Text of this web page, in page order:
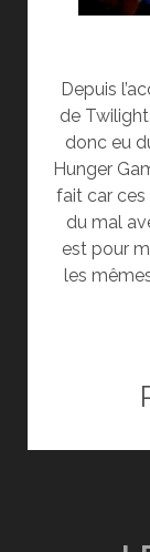
Depuis
de
donc eu
Hunger
fait car ces
du mal
est pour
les